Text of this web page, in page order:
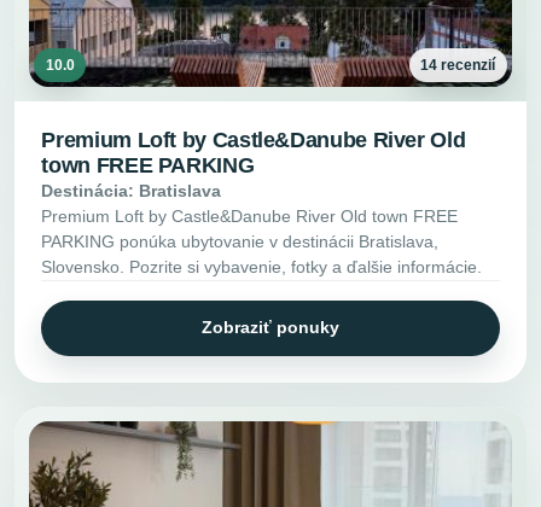
10.0 14 recenzií
Premium Loft by Castle&Danube River Old
town FREE PARKING
Destinácia: Bratislava
Premium Loft by Castle&Danube River Old town FREE
PARKING ponúka ubytovanie v destinácii Bratislava,
Slovensko. Pozrite si vybavenie, fotky a ďalšie informácie.
Zobraziť ponuky